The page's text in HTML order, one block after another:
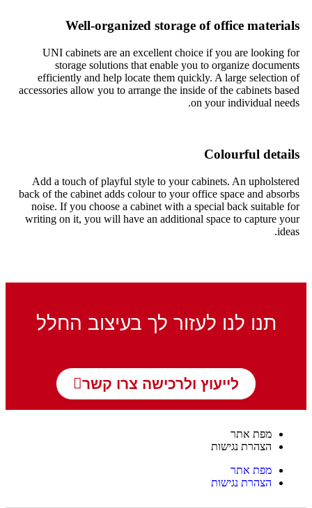
Well-organized storage of office materials
UNI cabinets are an excellent choice if you are looking for
storage solutions that enable you to organize documents
efficiently and help locate them quickly. A large selection of
accessories allow you to arrange the inside of the cabinets based
on your individual needs.
Colourful details
Add a touch of playful style to your cabinets. An upholstered
back of the cabinet adds colour to your office space and absorbs
noise. If you choose a cabinet with a special back suitable for
writing on it, you will have an additional space to capture your
ideas.
תנו לנו לעזור לך בעיצוב החלל
לייעוץ ולרכישה צרו קשר
מפת אתר
הצהרת נגישות
מפת אתר
הצהרת נגישות